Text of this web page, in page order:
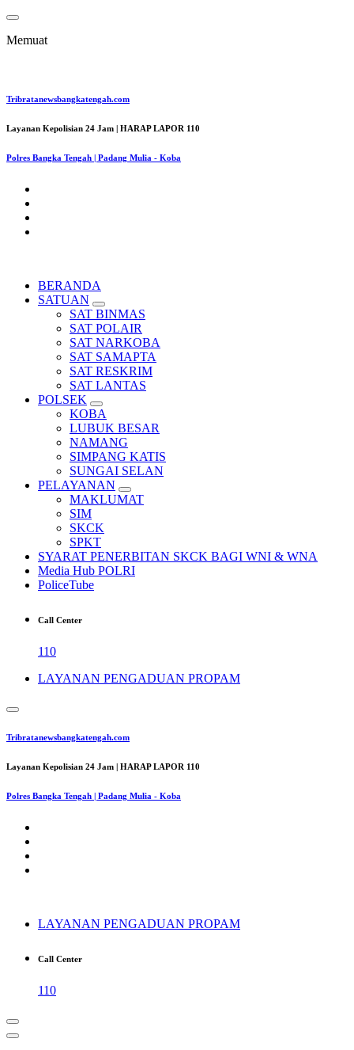
Lewati
konten
Memuat
Tribratanewsbangkatengah.com
Layanan Kepolisian 24 Jam | HARAP LAPOR 110
Polres Bangka Tengah | Padang Mulia - Koba
BERANDA
SATUAN
SAT BINMAS
SAT POLAIR
SAT NARKOBA
SAT SAMAPTA
SAT RESKRIM
SAT LANTAS
POLSEK
KOBA
LUBUK BESAR
NAMANG
SIMPANG KATIS
SUNGAI SELAN
PELAYANAN
MAKLUMAT
SIM
SKCK
SPKT
SYARAT PENERBITAN SKCK BAGI WNI & WNA
Media Hub POLRI
PoliceTube
Call Center
110
LAYANAN PENGADUAN PROPAM
Tribratanewsbangkatengah.com
Layanan Kepolisian 24 Jam | HARAP LAPOR 110
Polres Bangka Tengah | Padang Mulia - Koba
LAYANAN PENGADUAN PROPAM
Call Center
110